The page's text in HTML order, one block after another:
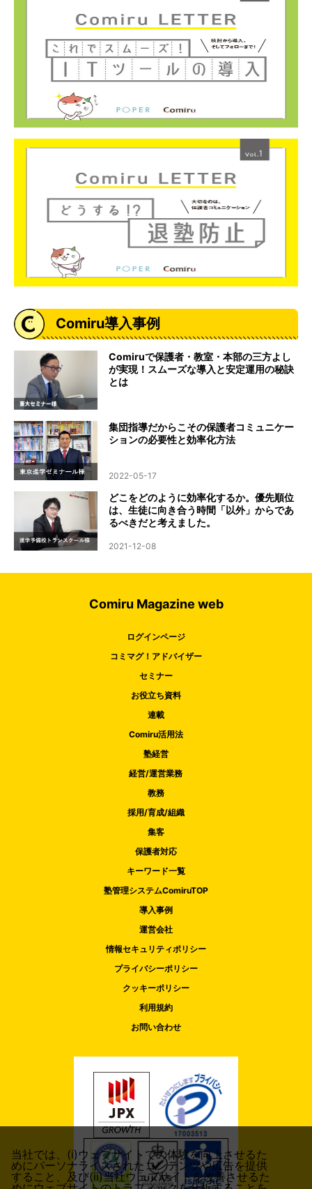
Comiru導入事例
Comiruで保護者・教室・本部の三方よし
が実現！スムーズな導入と安定運用の秘訣
とは
集団指導だからこその保護者コミュニケー
ションの必要性と効率化方法
2022-05-17
どこをどのように効率化するか。優先順位
は、生徒に向き合う時間「以外」からであ
るべきだと考えました。
2021-12-08
Comiru Magazine web
ログインページ
コミマグ！アドバイザー
セミナー
お役立ち資料
連載
Comiru活用法
塾経営
経営/運営業務
教務
採用/育成/組織
集客
保護者対応
キーワード一覧
塾管理システムComiruTOP
導入事例
運営会社
情報セキュリティポリシー
プライバシーポリシー
クッキーポリシー
利用規約
お問い合わせ
当社では、(i)ウェブサイトでの体験を向上させるた
めにパーソナライズされたコンテンツや広告を提供
すること、及び(ii)当社ウェブサイトを改善させるた